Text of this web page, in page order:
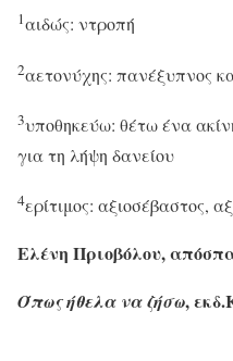
1αιδώς: ντροπή
2αετονύχης: πανέξυπνος
3υποθηκεύω: θέτω ένα
για τη λήψη δανείου
4ερίτιμος: αξιοσέβαστος,
Ελένη Πριοβόλου,
Όπως ήθελα να ζήσω,